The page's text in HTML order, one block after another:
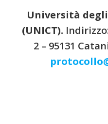
Università
(UNICT).
2 – 95131